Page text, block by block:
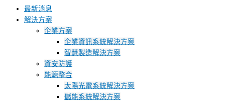
最新消息
解決方案
企業方案
企業資訊系統解決方案
智慧製造解決方案
資安防護
能源整合
太陽光電系統解決方案
儲能系統解決方案